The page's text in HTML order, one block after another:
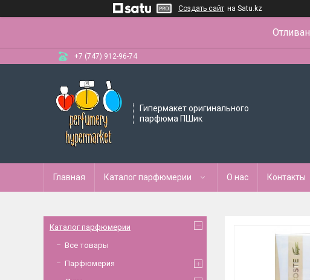
Создать сайт на Satu.kz
+7 (747) 912-96-74
Гипермакет оригинального
парфюма ПШик
Главная Каталог парфюмерии О нас Контакты
Каталог парфюмерии
Все товары
Парфюмерия